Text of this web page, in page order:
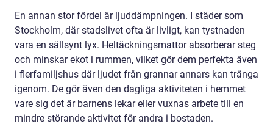
En annan stor fördel är ljuddämpningen. I städer som
Stockholm, där stadslivet ofta är livligt, kan tystnaden
vara en sällsynt lyx. Heltäckningsmattor absorberar steg
och minskar ekot i rummen, vilket gör dem perfekta även
i flerfamiljshus där ljudet från grannar annars kan tränga
igenom. De gör även den dagliga aktiviteten i hemmet
vare sig det är barnens lekar eller vuxnas arbete till en
mindre störande aktivitet för andra i bostaden.